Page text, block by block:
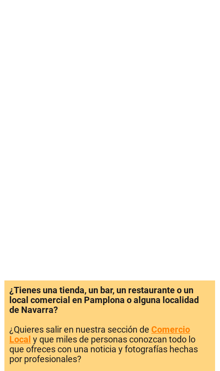
¿Tienes una tienda, un bar, un restaurante o un
local comercial en Pamplona o alguna localidad
de Navarra?
¿Quieres salir en nuestra sección de Comercio
Local y que miles de personas conozcan todo lo
que ofreces con una noticia y fotografías hechas
por profesionales?